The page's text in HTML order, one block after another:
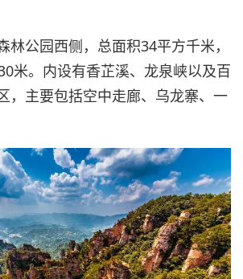
林公园西侧，总面积34平方千米，
米。内设有香芷溪、龙泉峡以及百
，主要包括空中走廊、乌龙寨、一